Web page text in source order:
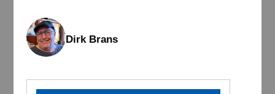
Dirk Brans